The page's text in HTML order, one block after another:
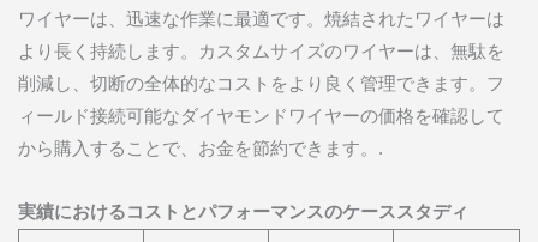
ワイヤーは、迅速な作業に最適です。焼結されたワイヤーは
より長く持続します。カスタムサイズのワイヤーは、無駄を
削減し、切断の全体的なコストをより良く管理できます。フ
ィールド接続可能なダイヤモンドワイヤーの価格を確認して
から購入することで、お金を節約できます。.
実績におけるコストとパフォーマンスのケーススタディ